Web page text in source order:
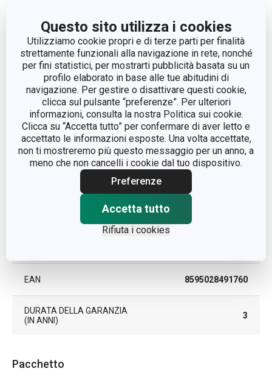
Questo sito utilizza i cookies
Utilizziamo cookie propri e di terze parti per finalità
strettamente funzionali alla navigazione in rete, nonché
per fini statistici, per mostrarti pubblicità basata su un
profilo elaborato in base alle tue abitudini di
navigazione. Per gestire o disattivare questi cookie,
clicca sul pulsante “preferenze”. Per ulteriori
informazioni, consulta la nostra Politica sui cookie.
Clicca su “Accetta tutto” per confermare di aver letto e
accettato le informazioni esposte. Una volta accettate,
non ti mostreremo più questo messaggio per un anno, a
meno che non cancelli i cookie dal tuo dispositivo.
Preferenze
Accetta tutto
Rifiuta i cookies
Altri parametri
CATEGORIA utensili da cucina
LINEA DI PRODOTTO HANDY
MATERIALE
plastica, acciaio
inossidabile
EAN 8595028491760
DURATA DELLA GARANZIA
(IN ANNI)
3
Pacchetto